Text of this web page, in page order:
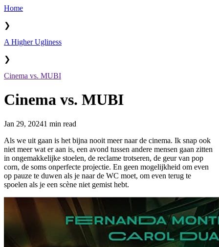
Home
❯
A Higher Ugliness
❯
Cinema vs. MUBI
Cinema vs. MUBI
Jan 29, 20241 min read
Als we uit gaan is het bijna nooit meer naar de cinema. Ik snap ook
niet meer wat er aan is, een avond tussen andere mensen gaan zitten
in ongemakkelijke stoelen, de reclame trotseren, de geur van pop
corn, de soms onperfecte projectie. En geen mogelijkheid om even
op pauze te duwen als je naar de WC moet, om even terug te
spoelen als je een scène niet gemist hebt.